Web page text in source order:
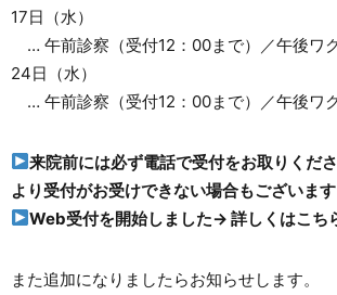
17日（水）
… 午前診察（受付12：00まで）／午後ワ
24日（水）
… 午前診察（受付12：00まで）／午後ワ
来院前には必ず電話で受付をお取りくだ
より受付がお受けできない場合もございます
Web受付を開始しました→詳しくはこち
また追加になりましたらお知らせします。